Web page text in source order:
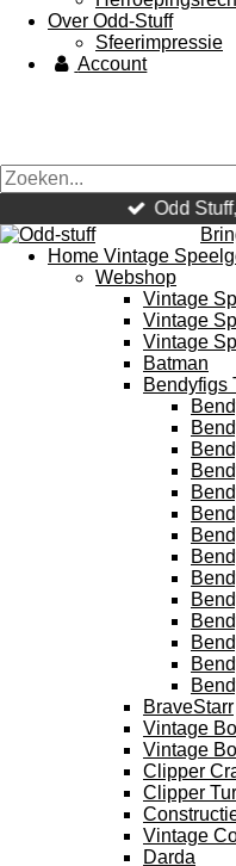
Over Odd-Stuff
Sfeerimpressie
Account
Odd
Home Vintage
Webshop
Vintage
Vintage
Vintage
Batman
Bendyfigs
BraveStarr
Vintage
Vintage
Clipper
Clipper
Vintage
Darda